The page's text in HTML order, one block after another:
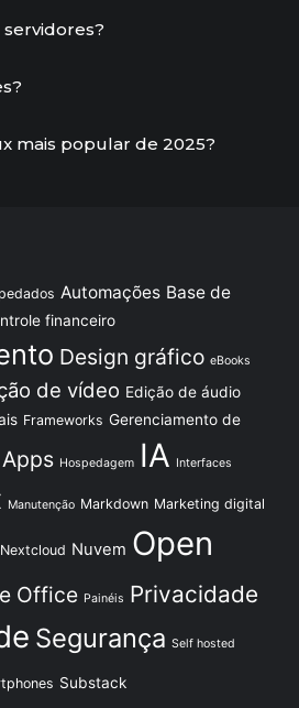
mais popular de 2025?
Automações Base de
financeiro
Design gráfico eBooks
de vídeo Edição de áudio
Frameworks Gerenciamento de
Hospedagem IA Interfaces
Manutenção Markdown Marketing digital
Nextcloud Nuvem Open
Office Painéis Privacidade
Segurança Self hosted
Substack